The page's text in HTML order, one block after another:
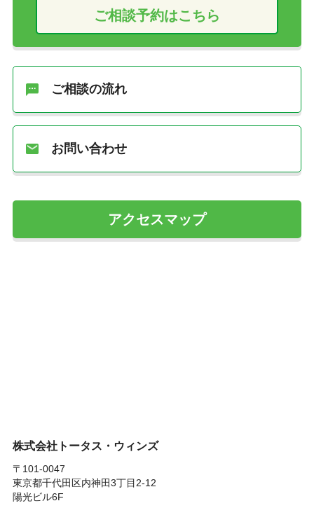
ご相談予約はこちら
ご相談の流れ
お問い合わせ
アクセスマップ
株式会社トータス・ウィンズ
〒101-0047
東京都千代田区内神田3丁目2-12
陽光ビル6F